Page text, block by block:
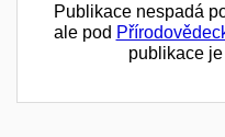
Publikace nespadá
ale pod
publikace je